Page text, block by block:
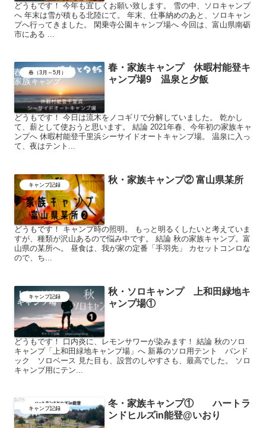
どうもです！ 今年も宜しくお願い致します。 雪の中、ソロキャンプ
へ 年末は雪が積もる北陸にて。 年末、仕事納めのあと、ソロキャン
プへ行ってきました。 閑乗寺公園キャンプ場へ 今回は、富山県南砺
市にある ...
春（3月～5月）
春・家族キャンプ 休暇村能登キ
ャンプ場9 温泉と夕飯
どうもです！ 今日は流木をノコギリで分解していました。 乾かし
て、薪として使おうと思います。 結論 2021年春、今年初の家族キャ
ンプへ 休暇村能登千里浜シーサイドオートキャンプ場。 温泉に入っ
て、夜はテント...
キャンプ記録 秋・家族キャンプ② 富山県某所
どうもです！ キャンプ時の照明。 もっと明るくしたいと考えていま
すが、種類が沢山あるので悩み中です。 結論 秋の家族キャンプ。富
山県の某所へ。 昼食は、我が家の定番「手羽先」 カセットコンロな
ので、ち...
キャンプ記録
秋・ソロキャンプ 上和田緑地キ
ャンプ場①
どうもです！ 口内炎に、レモンサワーが染みます！ 結論 秋のソロ
キャンプ「上和田緑地キャンプ場」へ 新幕のソロ用テント バンド
ック ソロベース 見た目も、設営のしやすさも、最高でした。 ソロ
キャンプ用にテン...
キャンプ記録
冬・家族キャンプ① ハートラ
ンドヒルズin能登@いおり